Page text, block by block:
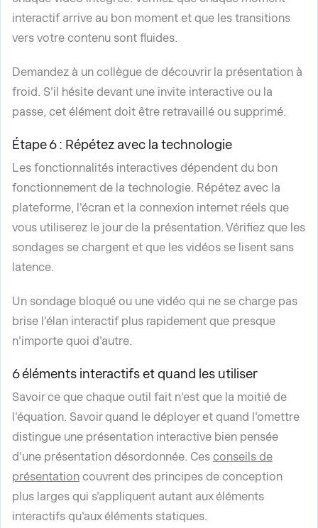
interactif arrive au bon moment et que les transitions
vers votre contenu sont fluides.
Demandez à un collègue de découvrir la présentation à
froid. S'il hésite devant une invite interactive ou la
passe, cet élément doit être retravaillé ou supprimé.
Étape 6 : Répétez avec la technologie
Les fonctionnalités interactives dépendent du bon
fonctionnement de la technologie. Répétez avec la
plateforme, l'écran et la connexion internet réels que
vous utiliserez le jour de la présentation. Vérifiez que les
sondages se chargent et que les vidéos se lisent sans
latence.
Un sondage bloqué ou une vidéo qui ne se charge pas
brise l'élan interactif plus rapidement que presque
n'importe quoi d'autre.
6 éléments interactifs et quand les utiliser
Savoir ce que chaque outil fait n'est que la moitié de
l'équation. Savoir quand le déployer et quand l'omettre
distingue une présentation interactive bien pensée
d'une présentation désordonnée. Ces conseils de
présentation couvrent des principes de conception
plus larges qui s'appliquent autant aux éléments
interactifs qu'aux éléments statiques.